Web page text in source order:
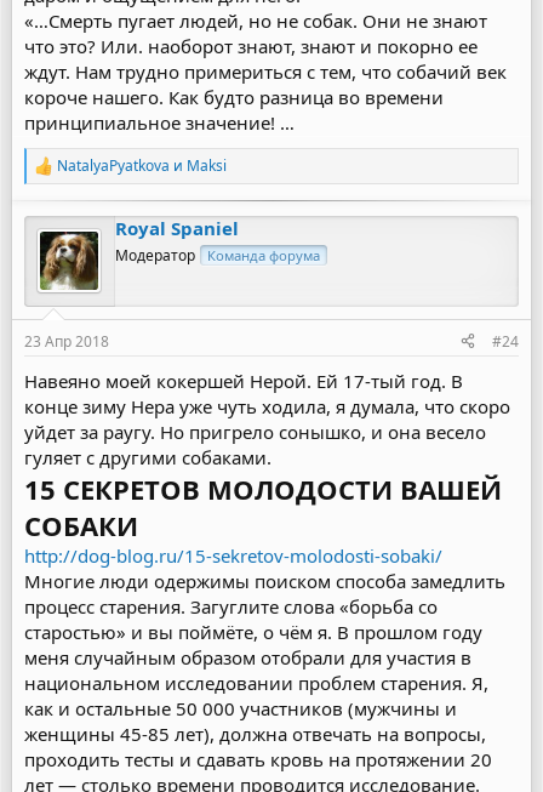
«…Смерть пугает людей, но не собак. Они не знают
что это? Или. наоборот знают, знают и покорно ее
ждут. Нам трудно примериться с тем, что собачий век
короче нашего. Как будто разница во времени
принципиальное значение! …
Р
а
к
и
и
:
NatalyaPyatkova и Maksi
Royal Spaniel
Модератор Команда форума
23 Апр 2018 #24
Навеяно моей кокершей Нерой. Ей 17-тый год. В
конце зиму Нера уже чуть ходила, я думала, что скоро
уйдет за раугу. Но пригрело сонышко, и она весело
гуляет с другими собаками.
15 СЕКРЕТОВ МОЛОДОСТИ ВАШЕЙ
СОБАКИ
http://dog-blog.ru/15-sekretov-molodosti-sobaki/
Многие люди одержимы поиском способа замедлить
процесс старения. Загуглите слова «борьба со
старостью» и вы поймёте, о чём я. В прошлом году
меня случайным образом отобрали для участия в
национальном исследовании проблем старения. Я,
как и остальные 50 000 участников (мужчины и
женщины 45-85 лет), должна отвечать на вопросы,
проходить тесты и сдавать кровь на протяжении 20
лет — столько времени проводится исследование.